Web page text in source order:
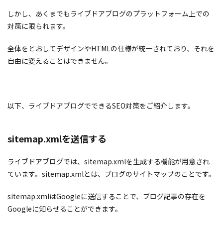
しかし、あくまでもライブドアブログのプラットフォーム上での
対策に限られます。
全体をとおしてデザインやHTMLの仕様が統一されており、それを
自由に変えることはできません。
以下、ライブドアブログでできるSEO対策をご紹介します。
sitemap.xmlを送信する
ライブドアブログでは、sitemap.xmlを生成する機能が用意され
ています。sitemap.xmlとは、ブログのサイトマップのことです。
sitemap.xmlはGoogleに送信することで、ブログ記事の存在を
Googleに知らせることができます。